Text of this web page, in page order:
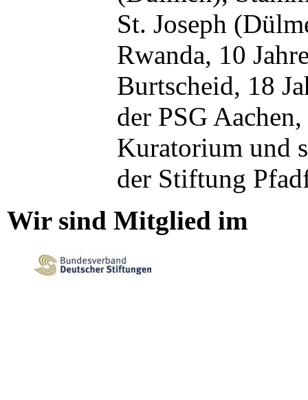
St. Joseph
Rwanda, 10
Burtscheid, 18
der PSG
Kuratorium und
der Stiftung
Wir sind Mitglied im